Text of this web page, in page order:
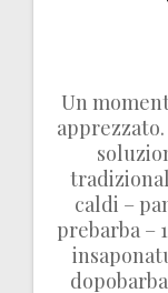
Un
caldi –
prebarba –